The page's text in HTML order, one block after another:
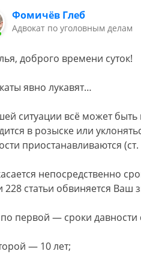
Фомичёв Глеб
Адвокат по уголовным делам
доброго времени суток!
явно лукавят…
ситуации всё может быть
в розыске или
приостанавливаются
непосредственно
228 статьи обвиняется Ваш
первой — сроки давности
— 10 лет;